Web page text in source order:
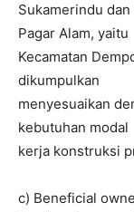
Sukamerindu
Pagar Alam, yaitu
Kecamatan
dikumpulkan
menyesuaikan
kebutuhan modal
kerja konstruksi
c) Beneficial